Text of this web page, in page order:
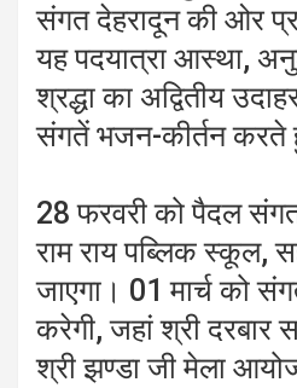
संगत देहरादून की ओर
यह पदयात्रा आस्था,
श्रद्धा का अद्वितीय
संगतें भजन-कीर्तन करते
28 फरवरी को पैदल
राम राय पब्लिक स्कूल,
जाएगा। 01 मार्च को
करेगी, जहां श्री दरबार
श्री झण्डा जी मेला